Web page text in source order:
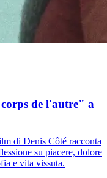
de l'autre" a
di Denis Côté racconta
su piacere, dolore
e vita vissuta.